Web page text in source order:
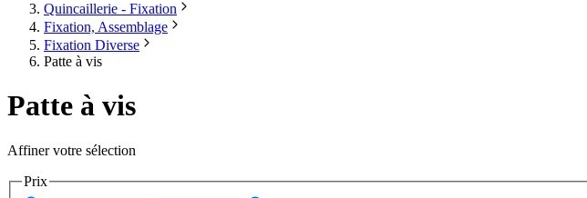
Quincaillerie - Fixation
Fixation, Assemblage
Fixation Diverse
Patte à vis
Patte à vis
Affiner votre sélection
Prix